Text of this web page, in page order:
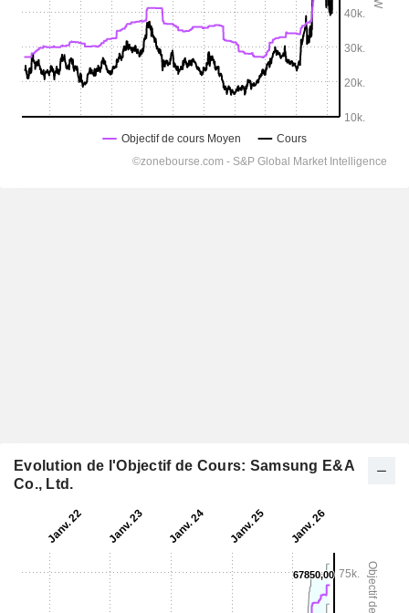
Evolution de l'Objectif de Cours: Samsung E&A
Co., Ltd.